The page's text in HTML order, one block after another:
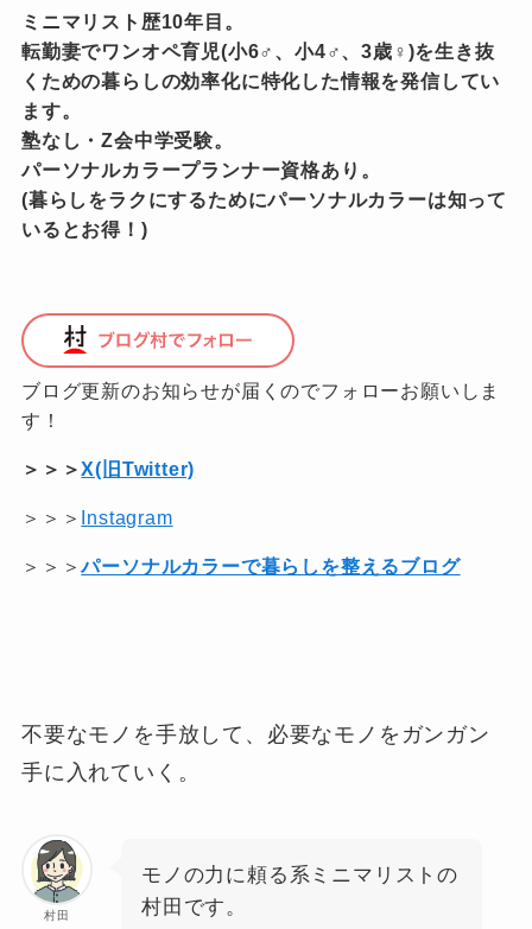
ミニマリスト歴10年目。
転勤妻でワンオペ育児(小6♂、小4♂、3歳♀)を生き抜
くための暮らしの効率化に特化した情報を発信してい
ます。
塾なし・Z会中学受験。
パーソナルカラープランナー資格あり。
(暮らしをラクにするためにパーソナルカラーは知って
いるとお得！)
ブログ更新のお知らせが届くのでフォローお願いしま
す！
＞＞＞X(旧Twitter)
＞＞＞ Instagram
＞＞＞パーソナルカラーで暮らしを整えるブログ
不要なモノを手放して、必要なモノをガンガン
手に入れていく。
村田
モノの力に頼る系ミニマリストの
村田です。